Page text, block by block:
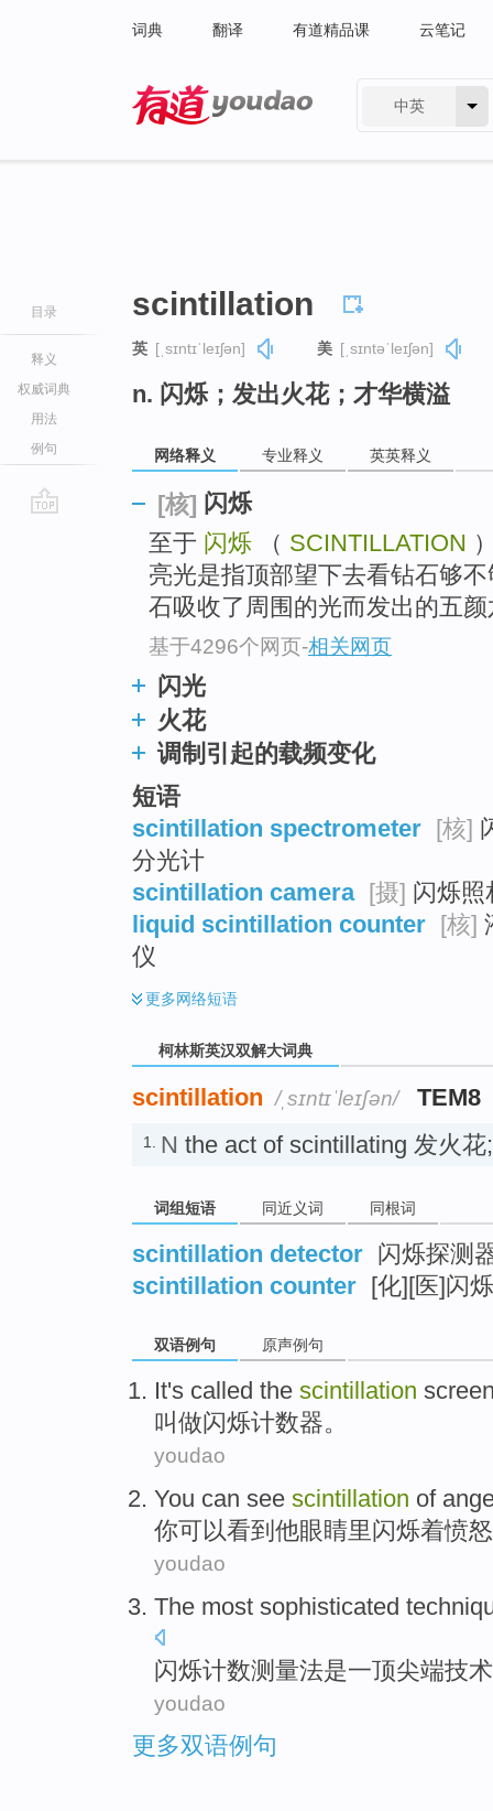
词典 翻译 有道精品课 云笔记
中英
目录
释义
权威词典
用法
例句
scintillation
英 [ˌsɪntɪˈleɪʃən] 美 [ˌsɪntəˈleɪʃən]
n. 闪烁；发出火花；才华横溢
网络释义 专业释义 英英释义
[核] 闪烁
至于 闪烁 （ SCINTILLATION
亮光是指顶部望下去看钻石够
石吸收了周围的光而发出的五
基于4296个网页-相关网页
闪光
火花
调制引起的载频变化
短语
scintillation spectrometer [核]
分光计
scintillation camera [摄] 闪烁照
liquid scintillation counter [核]
仪
更多网络短语
柯林斯英汉双解大词典
scintillation /ˌsɪntɪˈleɪʃən/ TEM8
1. N the act of scintillating 发火
词组短语 同近义词 同根词
scintillation detector 闪烁探测
scintillation counter
[化][医]闪
双语例句 原声例句
It's called the scintillation
叫做闪烁计数器。
youdao
You can see scintillation of
你可以看到 他眼睛里闪烁着愤怒
youdao
The most sophisticated
闪烁计数测量法是一顶尖端技术
youdao
更多双语例句